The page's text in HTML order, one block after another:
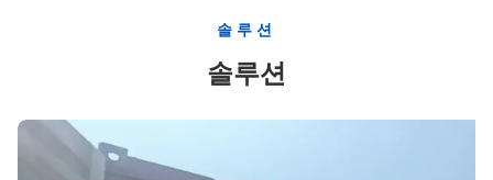
솔루션
솔루션